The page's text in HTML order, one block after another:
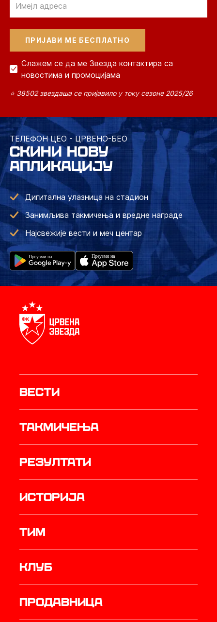
Слажем се да ме Звезда контактира са
новостима и промоцијама
⭐ 38502 звездаша се пријавило у току сезоне 2025/26
ТЕЛЕФОН ЦЕО - ЦРВЕНО-БЕО
СКИНИ НОВУ
АПЛИКАЦИЈУ
Дигитална улазница на стадион
Занимљива такмичења и вредне награде
Најсвежије вести и меч центар
Вести
Такмичења
резултати
историја
ТИМ
Клуб
продавница